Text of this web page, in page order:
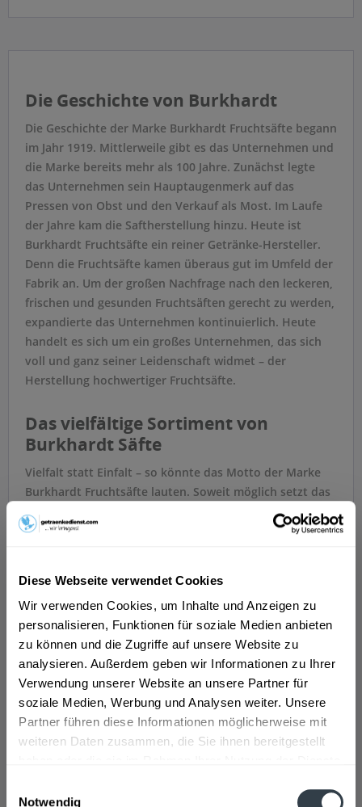
Diese Webseite verwendet Cookies
Wir verwenden Cookies, um Inhalte und Anzeigen zu
personalisieren, Funktionen für soziale Medien anbieten
zu können und die Zugriffe auf unsere Website zu
analysieren. Außerdem geben wir Informationen zu Ihrer
Verwendung unserer Website an unsere Partner für
soziale Medien, Werbung und Analysen weiter. Unsere
Partner führen diese Informationen möglicherweise mit
weiteren Daten zusammen, die Sie ihnen bereitgestellt
Notwendig
Die Geschichte von Burkhardt
Die Geschichte der Marke Burkhardt Fruchtsäfte begann
im Jahr 1919. Mittlerweile gibt es das Unternehmen und
die Marke bereits mehr als 100 Jahre. Zunächst legte
das Unternehmen sein Hauptaugenmerk auf das
Pressen von Obst und den Verkauf als Most. Im Laufe
der Jahre kam die Saftherstellung hinzu. Heute ist
Burkhardt Fruchtsäfte ein reiner Getränke-Hersteller.
Denn die Fruchtsäfte kamen überaus gut im Umfeld der
Fabrik an. Um der großen Nachfrage nach den leckeren,
frischen und gesunden Fruchtsäften gerecht zu werden,
expandierte das Unternehmen kontinuierlich. Heute
handelt es sich um ein großes Unternehmen, das sich
voll und ganz seiner Leidenschaft widmet – der
Herstellung hochwertiger Fruchtsäfte.
Das vielfältige Sortiment von
Burkhardt Säfte
Vielfalt statt Einfalt – so könnte das Motto der Marke
Burkhardt Fruchtsäfte lauten. Soweit möglich setzt das
Unternehmen auf heimische Früchte. Immer legen die
Verantwortlichen jedoch den höchsten Wert auf hohe
Doch auch Passionsfrucht, Orange, Multivitamin,
Limette, Granatapfel oder Möhre sind erhältlich.
Insgesamt stehen über 80 Sorten an Getränke bereit,
um von euch entdeckt zu werden. Neben den Säften
gibt es auch Heißgetränke wie Glühwein oder Früchte-
Punsch von Burkhardt Fruchtsäfte.
Fairtrade und Bio-Getränke
fündig. Der Orangensaft ist beispielsweise in der